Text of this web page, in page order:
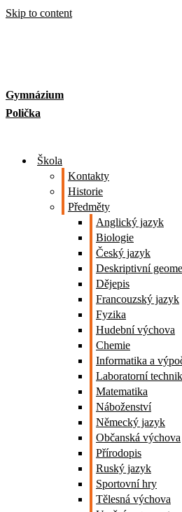
Skip to content
Gymnázium
Polička
Škola
Kontakty
Historie
Předměty
Anglický jazyk
Biologie
Český jazyk
Deskriptivní
Dějepis
Francouzský jazyk
Fyzika
Hudební výchova
Chemie
Informatika a
Laboratorní
Matematika
Náboženství
Německý jazyk
Občanská výchova
Přírodopis
Ruský jazyk
Sportovní hry
Tělesná výchova